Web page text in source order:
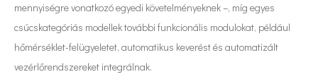
mennyiségre vonatkozó egyedi követelményeknek –, míg egyes
csúcskategóriás modellek további funkcionális modulokat, például
hőmérséklet-felügyeletet, automatikus keverést és automatizált
vezérlőrendszereket integrálnak.